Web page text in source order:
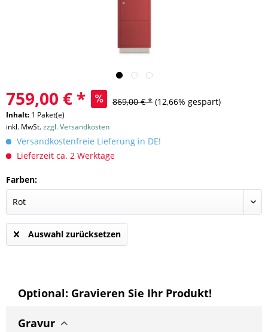
759,00 € * 869,00 € * (12,66% gespart)
Inhalt: 1 Paket(e)
inkl. MwSt.zzgl. Versandkosten
Versandkostenfreie Lieferung in DE!
Lieferzeit ca. 2 Werktage
Farben:
Auswahl zurücksetzen
Optional: Gravieren Sie Ihr Produkt!
Gravur